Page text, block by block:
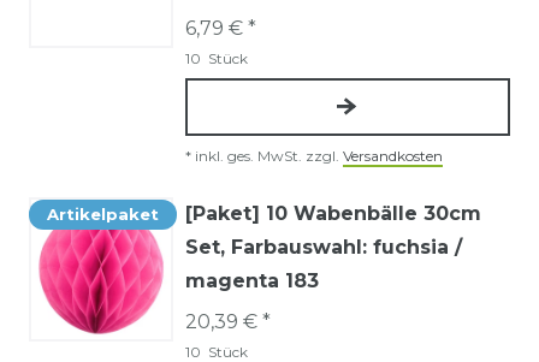
6,79 € *
10 Stück
* inkl. ges. MwSt. zzgl. Versandkosten
Artikelpaket
[Paket] 10 Wabenbälle 30cm
Set, Farbauswahl: fuchsia /
magenta 183
20,39 € *
10 Stück